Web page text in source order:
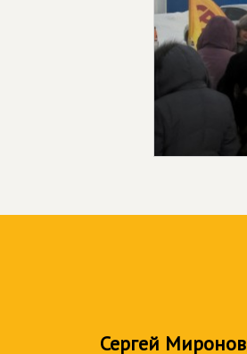
Сергей Миронов